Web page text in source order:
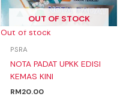
OUT OF STOCK
Out of stock
PSRA
NOTA PADAT UPKK EDISI
KEMAS KINI
RM20.00